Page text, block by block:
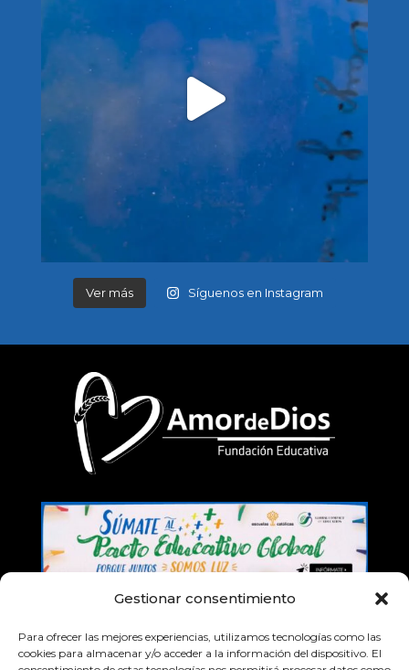
Gestionar consentimiento
Para ofrecer las mejores experiencias, utilizamos tecnologías como las
cookies para almacenar y/o acceder a la información del dispositivo. El
Ver más Síguenos en Instagram